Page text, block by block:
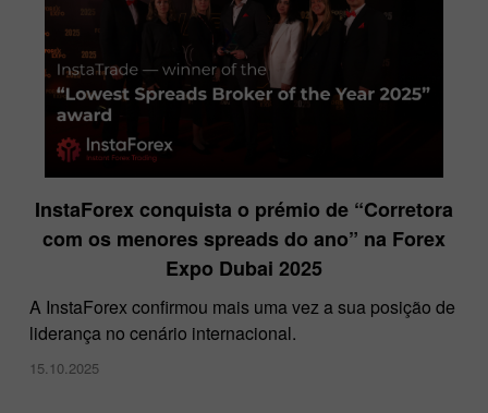
InstaForex conquista o prémio de “Corretora
com os menores spreads do ano” na Forex
Expo Dubai 2025
A InstaForex confirmou mais uma vez a sua posição de
liderança no cenário internacional.
15.10.2025